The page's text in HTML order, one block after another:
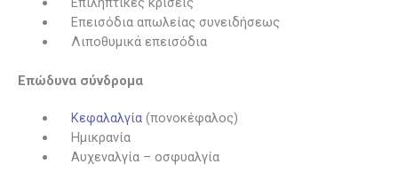
Επεισόδια απωλείας συνειδήσεως
Λιποθυμικά επεισόδια
Επώδυνα σύνδρομα
Κεφαλαλγία (πονοκέφαλος)
Ημικρανία
Αυχεναλγία – οσφυαλγία